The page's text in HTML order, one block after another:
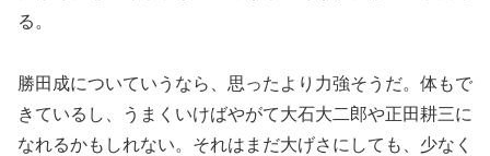
る。
勝田成についていうなら、思ったより力強そうだ。体もで
きているし、うまくいけばやがて大石大二郎や正田耕三に
なれるかもしれない。それはまだ大げさにしても、少なく